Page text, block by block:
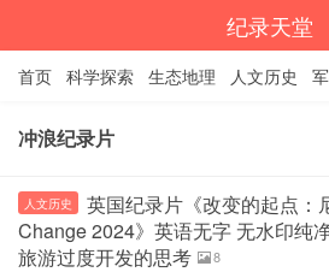
纪录天堂
首页 科学探索 生态地理 人文历史
经典纪录 4K纪录片
冲浪纪录片
人文历史
英国纪录片《改变的起点：
Change 2024》英语无字 无水印纯
旅游过度开发的思考
8